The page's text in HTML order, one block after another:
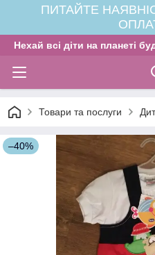
ПИТАЙТЕ
Нехай всі діти на планеті
Товари та послуги
–40%